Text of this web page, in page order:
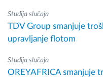
Studija slučaja
TDV Group smanjuje
upravljanje flotom
Studija slučaja
OREYAFRICA smanjuje